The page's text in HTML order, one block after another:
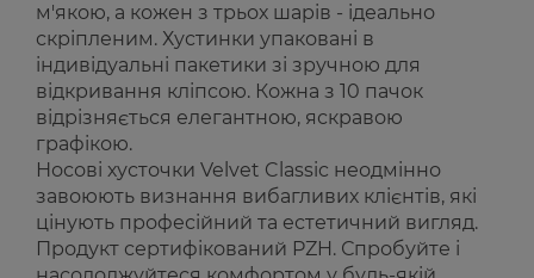
м'якою, а кожен з трьох шарів - ідеально
скріпленим. Хустинки упаковані в
індивідуальні пакетики зі зручною для
відкривання кліпсою. Кожна з 10 пачок
відрізняється елегантною, яскравою
графікою.
Носові хусточки Velvet Classic неодмінно
завоюють визнання вибагливих клієнтів, які
цінують професійний та естетичний вигляд.
Продукт сертифікований PZH. Спробуйте і